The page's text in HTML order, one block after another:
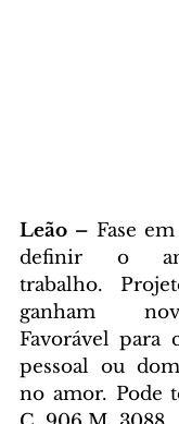
Leão – Fase
definir o
trabalho.
ganham
Favorável para
pessoal ou
no amor. Pode